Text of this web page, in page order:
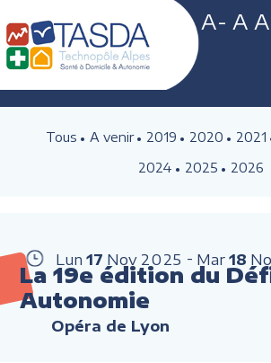
A- A
Tous A venir 2019 2020 2021
2024
2025 2026
Lun 17 Nov 2025 Mar 18
La 19e édition du
Autonomie
Opéra de Lyon